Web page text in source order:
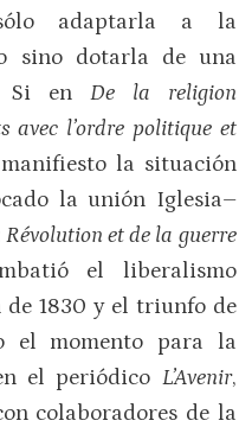
adaptarla a la
sino dotarla de una
Si en De la religion
avec l’ordre politique et
manifiesto la situación
la unión Iglesia–
Révolution et de la guerre
el liberalismo
1830 y el triunfo de
el momento para la
el periódico L’Avenir,
colaboradores de la